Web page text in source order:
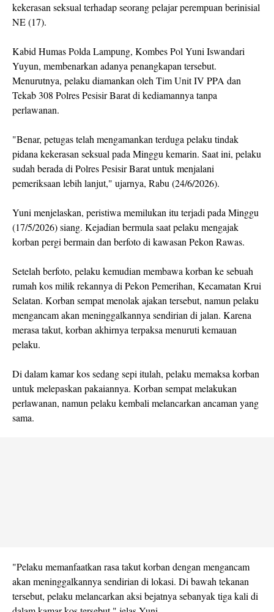
kekerasan seksual terhadap seorang pelajar perempuan berinisial
NE (17).
Kabid Humas Polda Lampung, Kombes Pol Yuni Iswandari
Yuyun, membenarkan adanya penangkapan tersebut.
Menurutnya, pelaku diamankan oleh Tim Unit IV PPA dan
Tekab 308 Polres Pesisir Barat di kediamannya tanpa
perlawanan.
"Benar, petugas telah mengamankan terduga pelaku tindak
pidana kekerasan seksual pada Minggu kemarin. Saat ini, pelaku
sudah berada di Polres Pesisir Barat untuk menjalani
pemeriksaan lebih lanjut," ujarnya, Rabu (24/6/2026).
Yuni menjelaskan, peristiwa memilukan itu terjadi pada Minggu
(17/5/2026) siang. Kejadian bermula saat pelaku mengajak
korban pergi bermain dan berfoto di kawasan Pekon Rawas.
Setelah berfoto, pelaku kemudian membawa korban ke sebuah
rumah kos milik rekannya di Pekon Pemerihan, Kecamatan Krui
Selatan. Korban sempat menolak ajakan tersebut, namun pelaku
mengancam akan meninggalkannya sendirian di jalan. Karena
merasa takut, korban akhirnya terpaksa menuruti kemauan
pelaku.
Di dalam kamar kos sedang sepi itulah, pelaku memaksa korban
untuk melepaskan pakaiannya. Korban sempat melakukan
perlawanan, namun pelaku kembali melancarkan ancaman yang
sama.
"Pelaku memanfaatkan rasa takut korban dengan mengancam
akan meninggalkannya sendirian di lokasi. Di bawah tekanan
tersebut, pelaku melancarkan aksi bejatnya sebanyak tiga kali di